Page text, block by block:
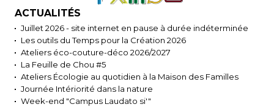
ACTUALITÉS
Juillet 2026 - site internet en pause à durée indéterminée
Les outils du Temps pour la Création 2026
Ateliers éco-couture-déco 2026/2027
La Feuille de Chou #5
Ateliers Écologie au quotidien à la Maison des Familles
Journée Intériorité dans la nature
Week-end "Campus Laudato si'"